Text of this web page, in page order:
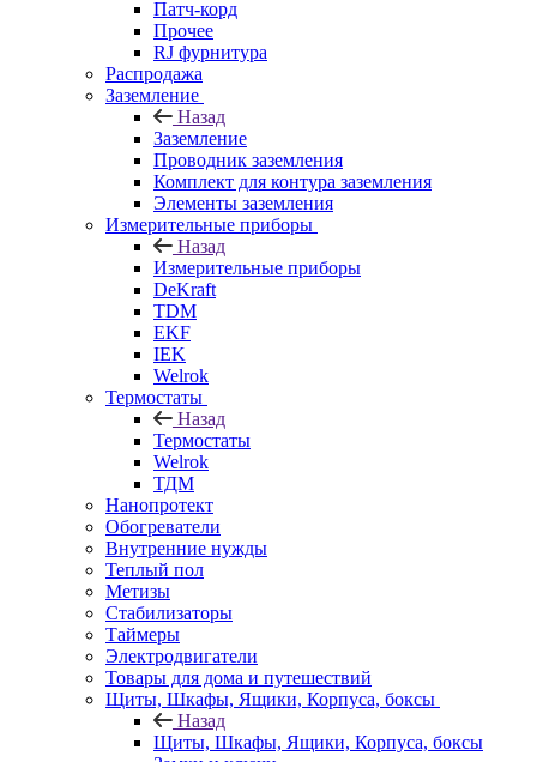
Патч-корд
Прочее
RJ фурнитура
Распродажа
Заземление
Назад
Заземление
Проводник заземления
Комплект для контура заземления
Элементы заземления
Измерительные приборы
Назад
Измерительные приборы
DeKraft
TDM
EKF
IEK
Welrok
Термостаты
Назад
Термостаты
Welrok
ТДМ
Нанопротект
Обогреватели
Внутренние нужды
Теплый пол
Метизы
Стабилизаторы
Таймеры
Электродвигатели
Товары для дома и путешествий
Щиты, Шкафы, Ящики, Корпуса, боксы
Назад
Щиты, Шкафы, Ящики, Корпуса, боксы